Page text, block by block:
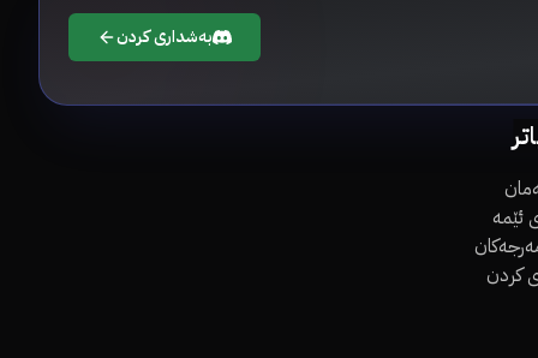
بەشداری کردن
ئێمە
کردن